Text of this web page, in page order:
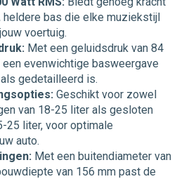
heldere bas die elke muziekstijl
voertuig.
Met een geluidsdruk van 84
evenwichtige basweergave
gedetailleerd is.
Geschikt voor zowel
van 18-25 liter als gesloten
25 liter, voor optimale
auto.
Met een buitendiameter van
van 156 mm past de